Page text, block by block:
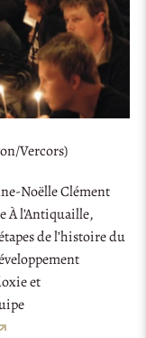
Vercors)
Noëlle Clément
À l’Antiquaille,
de l’histoire du
et